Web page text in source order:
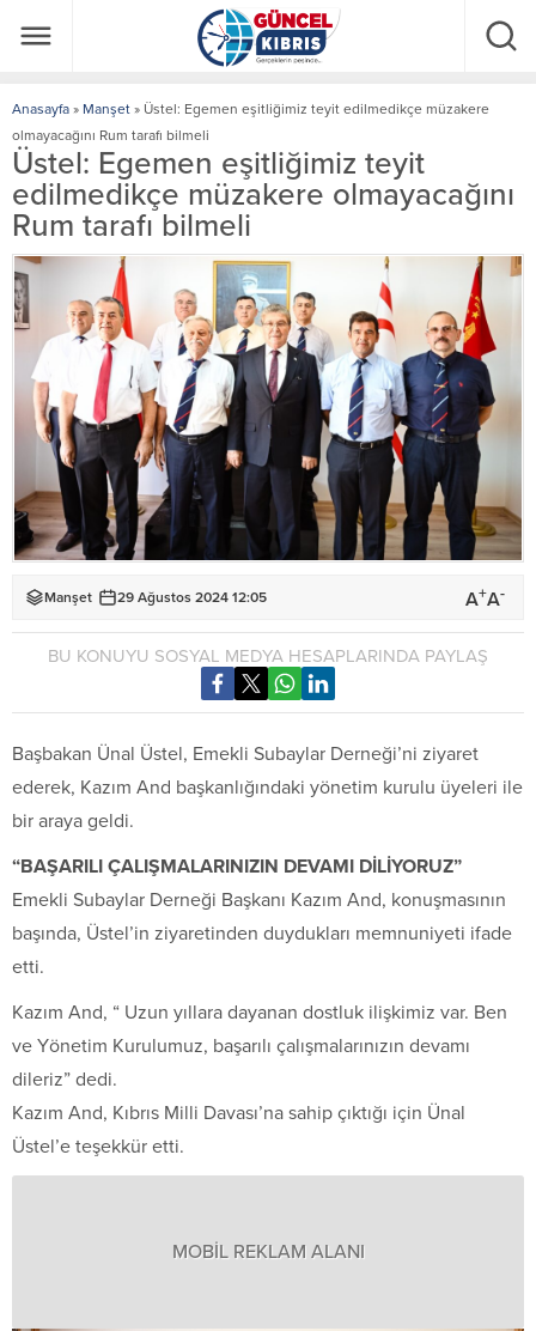
Anasayfa » Manşet » Üstel: Egemen eşitliğimiz teyit edilmedikçe müzakere
olmayacağını Rum tarafı bilmeli
Üstel: Egemen eşitliğimiz teyit
edilmedikçe müzakere olmayacağını
Rum tarafı bilmeli
Manşet 29 Ağustos 2024 12:05 A+A-
BU KONUYU SOSYAL MEDYA HESAPLARINDA PAYLAŞ
Başbakan Ünal Üstel, Emekli Subaylar Derneği’ni ziyaret
ederek, Kazım And başkanlığındaki yönetim kurulu üyeleri ile
bir araya geldi.
“BAŞARILI ÇALIŞMALARINIZIN DEVAMI DİLİYORUZ”
Emekli Subaylar Derneği Başkanı Kazım And, konuşmasının
başında, Üstel’in ziyaretinden duydukları memnuniyeti ifade
etti.
Kazım And, “ Uzun yıllara dayanan dostluk ilişkimiz var. Ben
ve Yönetim Kurulumuz, başarılı çalışmalarınızın devamı
dileriz” dedi.
Kazım And, Kıbrıs Milli Davası’na sahip çıktığı için Ünal
Üstel’e teşekkür etti.
MOBİL REKLAM ALANI